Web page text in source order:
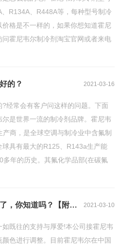
R134A、R448A等，每种型号制冷
格是不一样的，如果你想知道霍尼
霍尼韦尔制冷剂淘宝官网或者来电
2021-03-16
的？
经常会有客户问这样的问题。下面
是世界一流的制冷剂品牌。霍尼韦
商，是全球空调与制冷业中含氟制
具有最大的R125、R143a生产能
多年的历史。其氟化学品部(在碳氟
2021-03-10
吗？【附新旧包装对比图】
既往的支持与厚爱!本公司接霍尼韦
色进行调整。目前霍尼韦尔在中国